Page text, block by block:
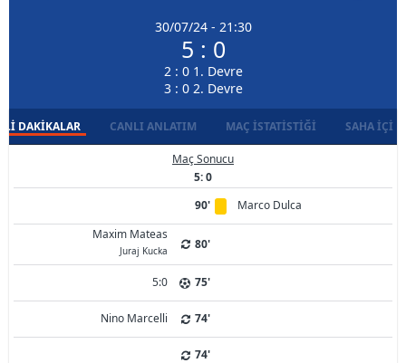
30/07/24 - 21:30
5 : 0
2 : 0 1. Devre
3 : 0 2. Devre
DAKIKALAR CANLI ANLATIM MAÇ İSTATISTIĞI SAHA İÇI
Maç Sonucu
5: 0
90'
Marco Dulca
Maxim Mateas
Juraj Kucka 80'
5:0 75'
Nino Marcelli 74'
74'